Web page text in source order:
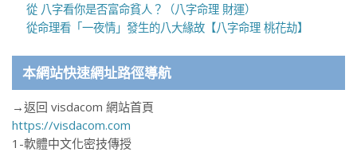
從 八字看你是否富命貧人？（八字命理 財運）
從命理看「一夜情」發生的八大緣故【八字命理 桃花劫】
本網站快速網址路徑導航
→返回 visdacom 網站首頁
https://visdacom.com
1-軟體中文化密技傳授